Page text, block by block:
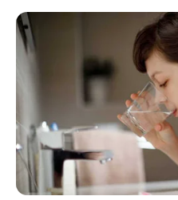
Wybrano
2024 roku! To oni
Globy!
Mateusz Zaczyk 6